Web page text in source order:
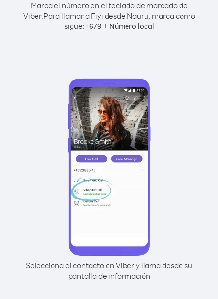
Marca el número en el teclado de marcado de
Viber.Para llamar a Fiyi desde Nauru, marca como
sigue:+679 + Número local
Selecciona el contacto en Viber y llama desde su
pantalla de información